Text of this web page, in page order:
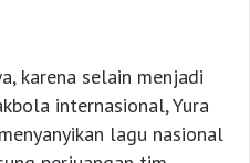
karena selain menjadi
internasional, Yura
lagu nasional